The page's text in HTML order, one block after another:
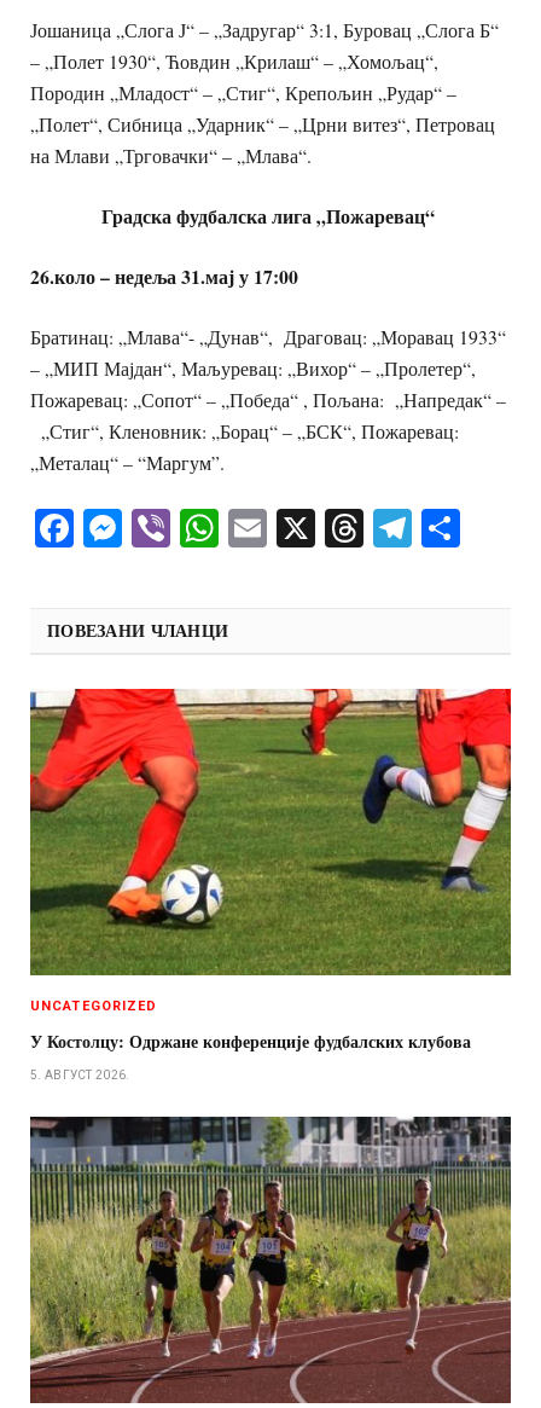
Јошаница „Слога Ј“ – „Задругар“ 3:1, Буровац „Слога Б“
– „Полет 1930“, Ћовдин „Крилаш“ – „Хомољац“,
Породин „Младост“ – „Стиг“, Крепољин „Рудар“ –
„Полет“, Сибница „Ударник“ – „Црни витез“, Петровац
на Млави „Трговачки“ – „Млава“.
Градска фудбалска лига „Пожаревац“
26.коло – недеља 31.мај у 17:00
Братинац: „Млава“- „Дунав“, Драговац: „Моравац 1933“
– „МИП Мајдан“, Маљуревац: „Вихор“ – „Пролетер“,
Пожаревац: „Сопот“ – „Победа“ , Пољана: „Напредак“ –
„Стиг“, Кленовник: „Борац“ – „БСК“, Пожаревац:
„Металац“ – “Маргум”.
Facebook
Messenger
ViberWhatsApp
Email
X Threads
ПОВЕЗАНИ ЧЛАНЦИ
UNCATEGORIZED
У Костолцу: Одржане конференције фудбалских клубова
5. АВГУСТ 2026.